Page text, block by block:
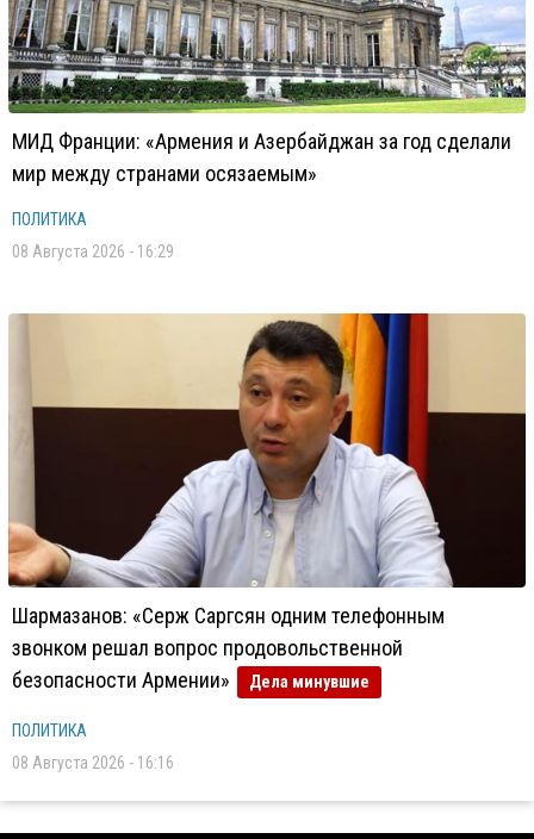
МИД Франции: «Армения и Азербайджан за год сделали
мир между странами осязаемым»
ПОЛИТИКА
08 Августа 2026 - 16:29
Шармазанов: «Серж Саргсян одним телефонным
звонком решал вопрос продовольственной
безопасности Армении»
Дела минувшие
ПОЛИТИКА
08 Августа 2026 - 16:16